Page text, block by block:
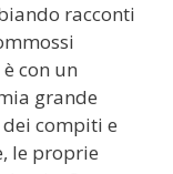
racconti
con un
grande
compiti e
le proprie